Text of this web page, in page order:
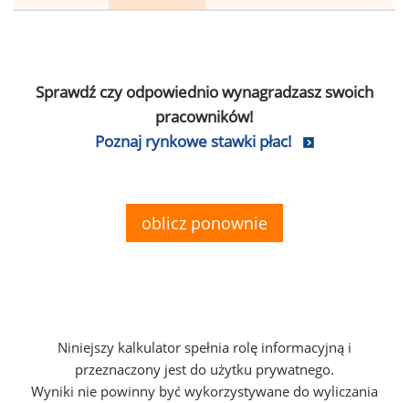
Sprawdź czy odpowiednio wynagradzasz swoich
pracowników!
Poznaj rynkowe stawki płac!
oblicz ponownie
Niniejszy kalkulator spełnia rolę informacyjną i
przeznaczony jest do użytku prywatnego.
Wyniki nie powinny być wykorzystywane do wyliczania